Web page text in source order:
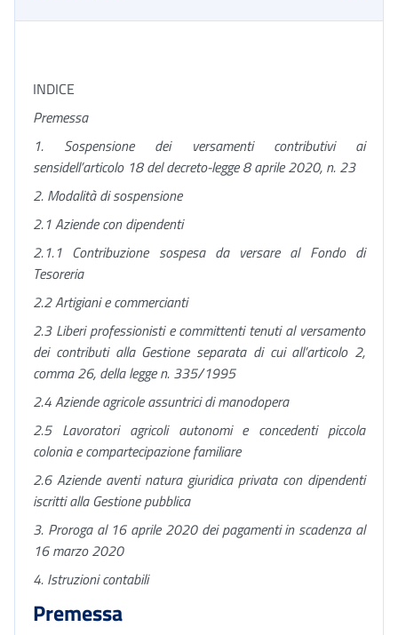
INDICE
Premessa
1. Sospensione dei versamenti contributivi ai
sensidell’articolo 18 del decreto-legge 8 aprile 2020, n. 23
2. Modalità di sospensione
2.1 Aziende con dipendenti
2.1.1 Contribuzione sospesa da versare al Fondo di
Tesoreria
2.2 Artigiani e commercianti
2.3 Liberi professionisti e committenti tenuti al versamento
dei contributi alla Gestione separata di cui all’articolo 2,
comma 26, della legge n. 335/1995
2.4 Aziende agricole assuntrici di manodopera
2.5 Lavoratori agricoli autonomi e concedenti piccola
colonia e compartecipazione familiare
2.6 Aziende aventi natura giuridica privata con dipendenti
iscritti alla Gestione pubblica
3. Proroga al 16 aprile 2020 dei pagamenti in scadenza al
16 marzo 2020
4. Istruzioni contabili
Premessa